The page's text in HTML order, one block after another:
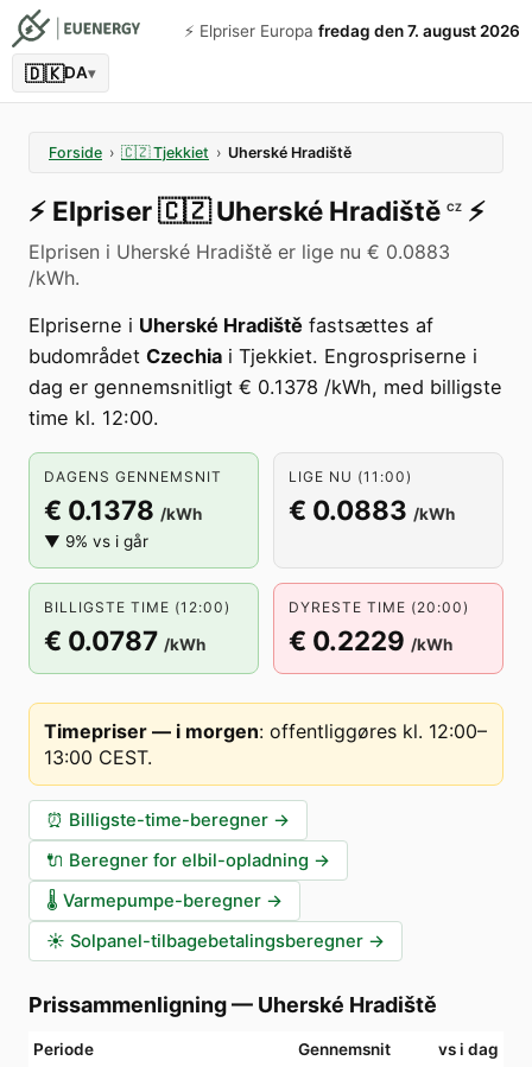
⚡️ Elpriser Europa fredag den 7. august 2026
🇩🇰DA▾
Forside › 🇨🇿 Tjekkiet › Uherské Hradiště
⚡️ Elpriser🇨🇿 Uherské Hradiště CZ ⚡️
Elprisen i Uherské Hradiště er lige nu € 0.0883
/kWh.
Elpriserne i Uherské Hradiště fastsættes af
budområdet Czechia i Tjekkiet. Engrospriserne i
dag er gennemsnitligt € 0.1378 /kWh, med billigste
time kl. 12:00.
DAGENS GENNEMSNIT
€ 0.1378 /kWh
▼ 9% vs i går
LIGE NU (11:00)
€ 0.0883 /kWh
BILLIGSTE TIME (12:00)
€ 0.0787 /kWh
DYRESTE TIME (20:00)
€ 0.2229 /kWh
Timepriser — i morgen: offentliggøres kl. 12:00–
13:00 CEST.
⏰ Billigste-time-beregner →
🔌 Beregner for elbil-opladning →
🌡️ Varmepumpe-beregner →
☀️ Solpanel-tilbagebetalingsberegner →
Prissammenligning— Uherské Hradiště
Periode Gennemsnit vs i dag